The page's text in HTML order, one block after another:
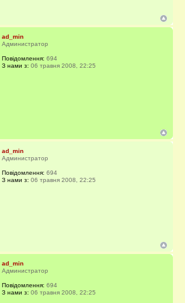
ad_min
Администратор
Повідомлення: 694
З нами з: 06 травня 2008, 22:25
ad_min
Администратор
Повідомлення: 694
З нами з: 06 травня 2008, 22:25
ad_min
Администратор
Повідомлення: 694
З нами з: 06 травня 2008, 22:25